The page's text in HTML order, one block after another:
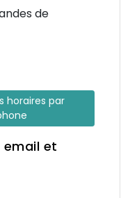
de
horaires par
email et